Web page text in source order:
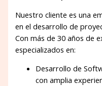
Nuestro cliente es una
en el desarrollo de
Con más de 30 años de
especializados en:
Desarrollo de
con amplia